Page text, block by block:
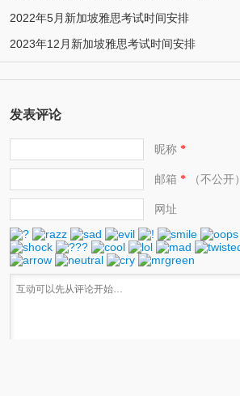
2022年5月新加坡雅思考试时间安排
2023年12月新加坡雅思考试时间安排
发表评论
昵称*
邮箱 *（不公开）
网址